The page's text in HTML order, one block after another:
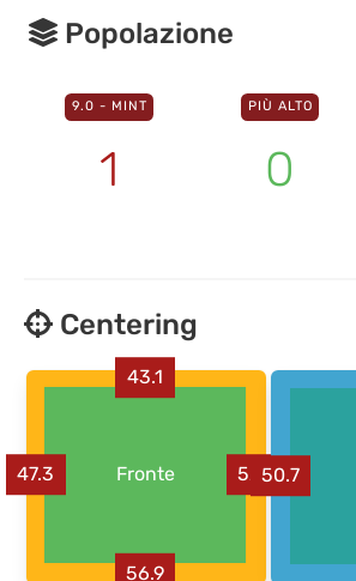
Popolazione
9.0 - MINT
1
PIÙ ALTO
0
Centering
Fronte
47.3 52.7
43.1
56.9
50.7